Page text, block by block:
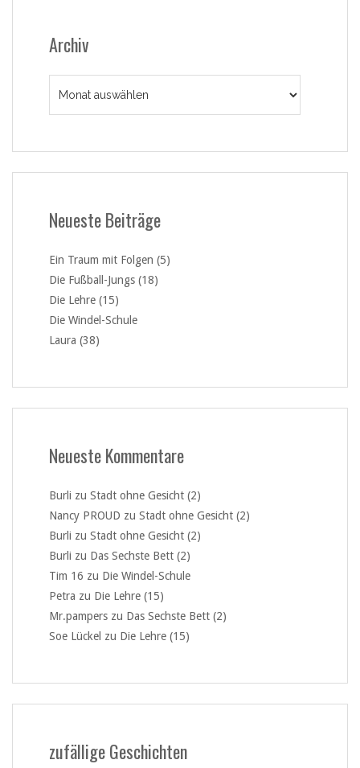
Archiv
Neueste Beiträge
Ein Traum mit Folgen (5)
Die Fußball-Jungs (18)
Die Lehre (15)
Die Windel-Schule
Laura (38)
Neueste Kommentare
Burli zu Stadt ohne Gesicht (2)
Nancy PROUD zu Stadt ohne Gesicht (2)
Burli zu Stadt ohne Gesicht (2)
Burli zu Das Sechste Bett (2)
Tim 16 zu Die Windel-Schule
Petra zu Die Lehre (15)
Mr.pampers zu Das Sechste Bett (2)
Soe Lückel zu Die Lehre (15)
zufällige Geschichten